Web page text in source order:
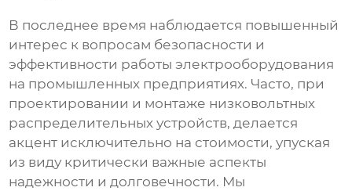
В последнее время наблюдается повышенный
интерес к вопросам безопасности и
эффективности работы электрооборудования
на промышленных предприятиях. Часто, при
проектировании и монтаже низковольтных
распределительных устройств, делается
акцент исключительно на стоимости, упуская
из виду критически важные аспекты
надежности и долговечности. Мы